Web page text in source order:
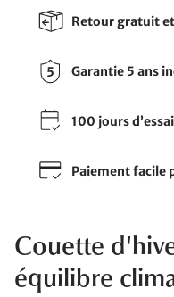
Retour gratuit
Garantie 5 ans
100 jours
Paiement facile
Couette
équilibre